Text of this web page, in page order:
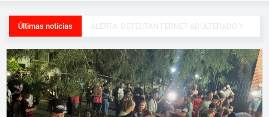
Últimas noticias ALERTA: DETECTAN FERNET ADULTERADO Y
EL RIESGO ES GRAVE